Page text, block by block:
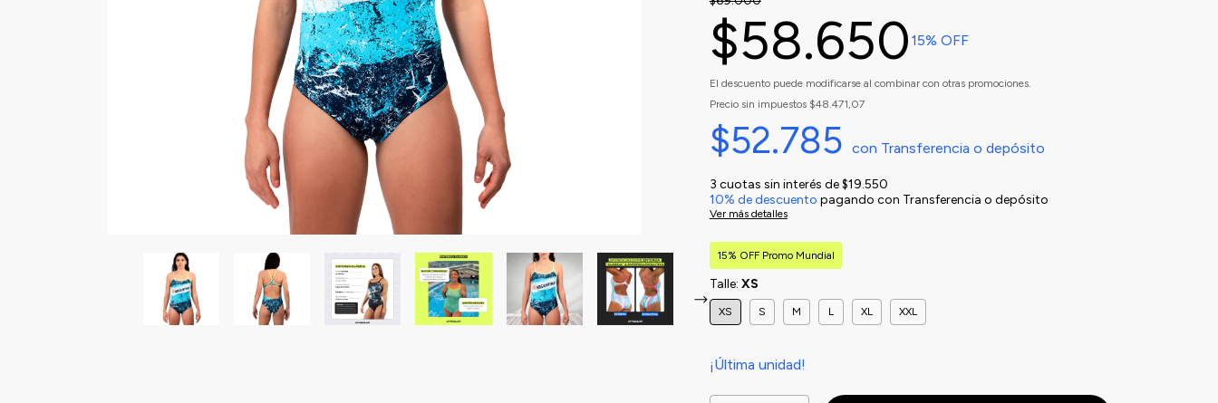
$58.650 15% OFF
El descuento puede modificarse al combinar con otras promociones.
Precio sin impuestos $48.471,07
$52.785 con Transferencia o depósito
3 cuotas sin interés de$19.550
10% de descuento pagando con Transferencia o depósito
Ver más detalles
15% OFF Promo Mundial
Talle: XS
XS S M L XL XXL
¡Última unidad!